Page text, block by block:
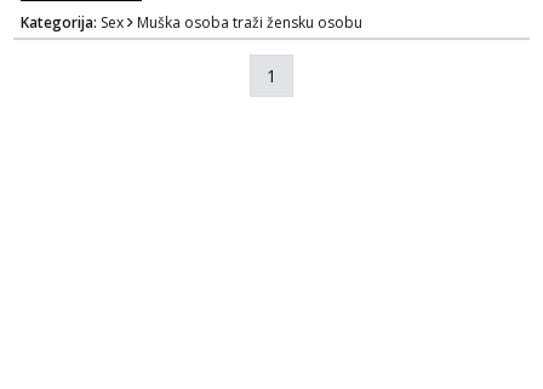
Kategorija: Sex Muška osoba traži žensku osobu
1